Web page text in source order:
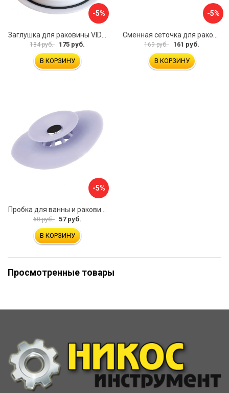
-5%
184 руб. 175 руб.
В КОРЗИНУ
-5%
169 руб. 161 руб.
В КОРЗИНУ
-5%
60 руб. 57 руб.
В КОРЗИНУ
Просмотренные товары